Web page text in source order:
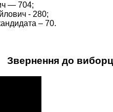
— 704;
- 280;
– 70.
Звернення до